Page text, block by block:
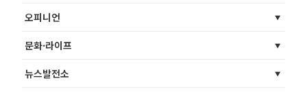
오피니언
문화·라이프
뉴스발전소